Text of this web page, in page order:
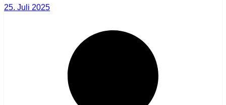
25. Juli 2025